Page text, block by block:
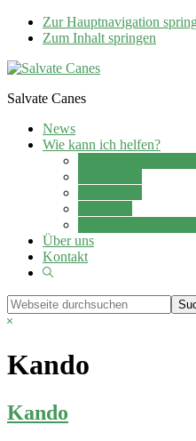
Zur Hauptnavigation
Zum Inhalt springen
Salvate Canes
News
Wie kann ich helfen?
Über uns
Kontakt
Show
Webseite
durchsuchen
Hide
Kando
Kando